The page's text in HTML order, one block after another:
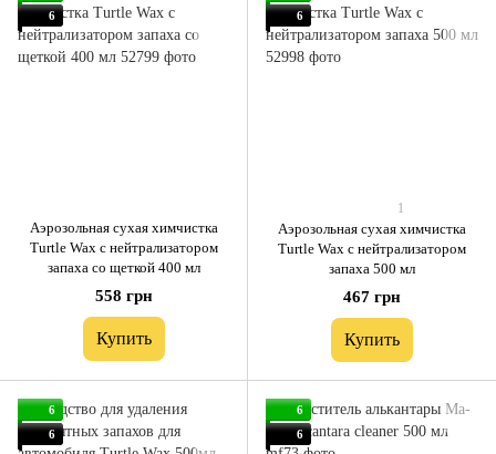
6
Аэрозольная сухая химчистка
Turtle Wax с нейтрализатором
запаха со щеткой 400 мл
558 грн
Купить
6
1
Аэрозольная сухая химчистка
Turtle Wax с нейтрализатором
запаха 500 мл
467 грн
Купить
6
6
6
6